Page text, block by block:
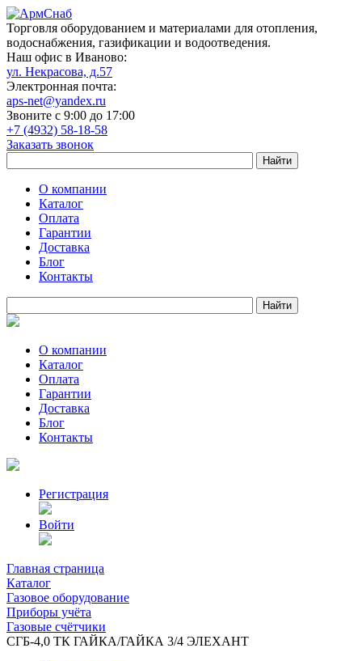
Торговля оборудованием и материалами для отопления,
водоснабжения, газификации и водоотведения.
Наш офис в Иваново:
ул. Некрасова, д.57
Электронная почта:
aps-net@yandex.ru
Звоните с 9:00 до 17:00
+7 (4932) 58-18-58
Заказать звонок
О компании
Каталог
Оплата
Гарантии
Доставка
Блог
Контакты
О компании
Каталог
Оплата
Гарантии
Доставка
Блог
Контакты
Регистрация
Войти
Главная страница
Каталог
Газовое оборудование
Приборы учёта
Газовые счётчики
СГБ-4,0 ТК ГАЙКА/ГАЙКА 3/4 ЭЛЕХАНТ